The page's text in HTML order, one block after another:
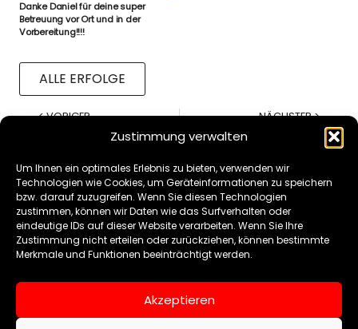
Zustimmung verwalten
Um Ihnen ein optimales Erlebnis zu bieten, verwenden wir
Technologien wie Cookies, um Geräteinformationen zu speichern
bzw. darauf zuzugreifen. Wenn Sie diesen Technologien
zustimmen, können wir Daten wie das Surfverhalten oder
eindeutige IDs auf dieser Website verarbeiten. Wenn Sie Ihre
Zustimmung nicht erteilen oder zurückziehen, können bestimmte
Merkmale und Funktionen beeinträchtigt werden.
Akzeptieren
Danke Daniel für deine super
Betreuung vor Ort und in der
Vorbereitung!!!!
ALLE ERFOLGE
< VORIGER
Stützpunkttraining-Kumite 2
NÄCHSTER >
KONTAKT
–
FRANZ-
SCHUBERT-STR.
26
97421